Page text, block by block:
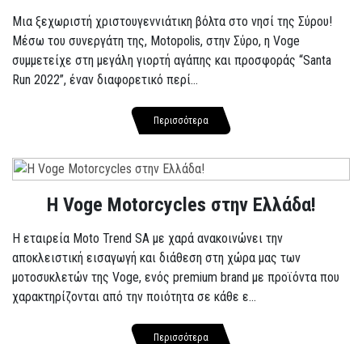
Μια ξεχωριστή χριστουγεννιάτικη βόλτα στο νησί της Σύρου!
Μέσω του συνεργάτη της, Motopolis, στην Σύρο, η Voge
συμμετείχε στη μεγάλη γιορτή αγάπης και προσφοράς “Santa
Run 2022”, έναν διαφορετικό περί...
Περισσότερα
H Voge Motorcycles στην Ελλάδα!
Η εταιρεία Moto Trend SA με χαρά ανακοινώνει την
αποκλειστική εισαγωγή και διάθεση στη χώρα μας των
μοτοσυκλετών της Voge, ενός premium brand με προϊόντα που
χαρακτηρίζονται από την ποιότητα σε κάθε ε...
Περισσότερα